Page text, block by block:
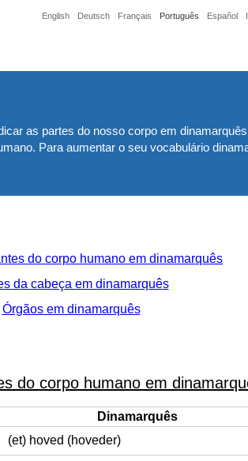
English Deutsch Français Português Español
as partes do nosso corpo em
Para aumentar o seu vocabulário
do corpo humano em dinamarquês
da cabeça em dinamarquês
Órgãos em dinamarquês
do corpo humano em
Dinamarquês
(et) hoved (hoveder)